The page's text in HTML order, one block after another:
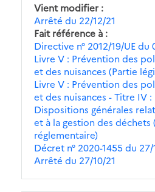
Vient modifier
Arrêté du 22/12/21
Fait référence à
Directive n° 2012/19/UE du
Livre V : Prévention des
et des nuisances (Partie
Livre V : Prévention des
et des nuisances - Titre IV
Dispositions générales
et à la gestion des déchets
réglementaire)
Décret n° 2020-1455 du 27/
Arrêté du 27/10/21